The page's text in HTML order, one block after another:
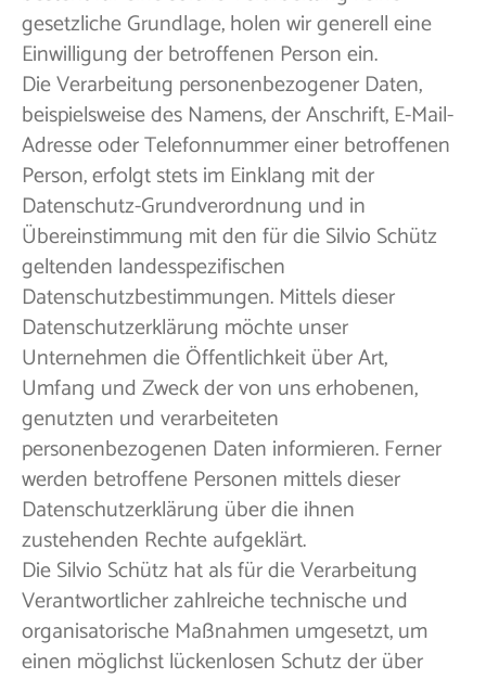
gesetzliche Grundlage, holen wir generell eine
Einwilligung der betroffenen Person ein.
Die Verarbeitung personenbezogener Daten,
beispielsweise des Namens, der Anschrift, E-Mail-
Adresse oder Telefonnummer einer betroffenen
Person, erfolgt stets im Einklang mit der
Datenschutz-Grundverordnung und in
Übereinstimmung mit den für die Silvio Schütz
geltenden landesspezifischen
Datenschutzbestimmungen. Mittels dieser
Datenschutzerklärung möchte unser
Unternehmen die Öffentlichkeit über Art,
Umfang und Zweck der von uns erhobenen,
genutzten und verarbeiteten
personenbezogenen Daten informieren. Ferner
werden betroffene Personen mittels dieser
Datenschutzerklärung über die ihnen
zustehenden Rechte aufgeklärt.
Die Silvio Schütz hat als für die Verarbeitung
Verantwortlicher zahlreiche technische und
organisatorische Maßnahmen umgesetzt, um
einen möglichst lückenlosen Schutz der über